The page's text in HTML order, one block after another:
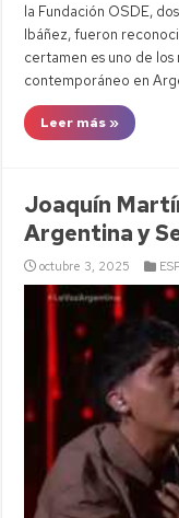
la Fundación OSDE,
Ibáñez, fueron
certamen es uno de
contemporáneo en
Leer más »
Joaquín
Argentina y
octubre 3, 2025